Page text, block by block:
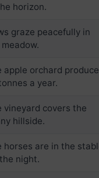
horizon.
graze peacefully in
apple orchard
a year.
vineyard covers the
hillside.
horses are in the
night.